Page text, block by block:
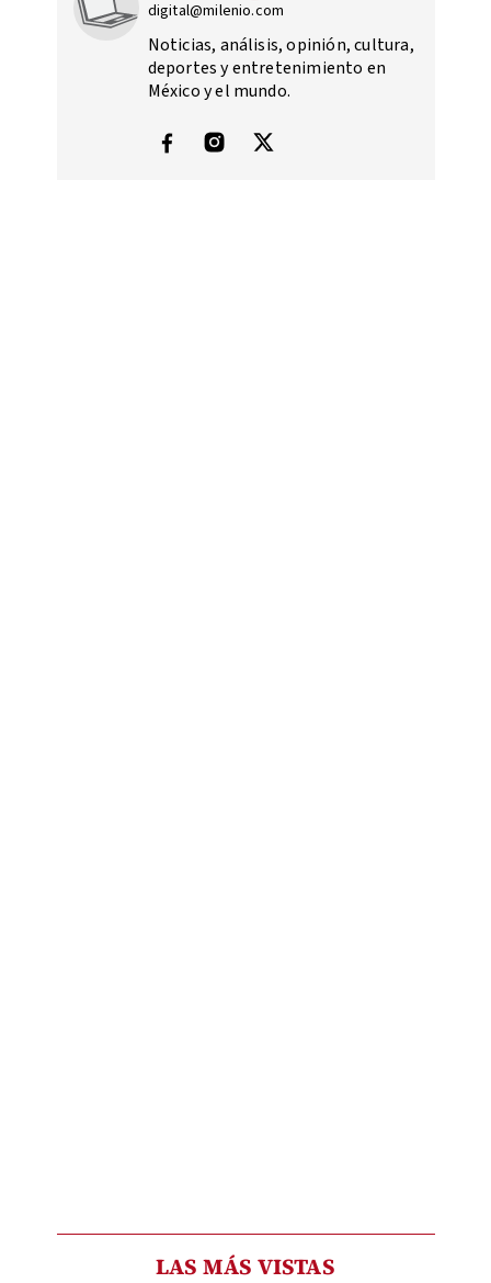
digital@milenio.com
Noticias, análisis, opinión, cultura,
deportes y entretenimiento en
México y el mundo.
LAS MÁS VISTAS